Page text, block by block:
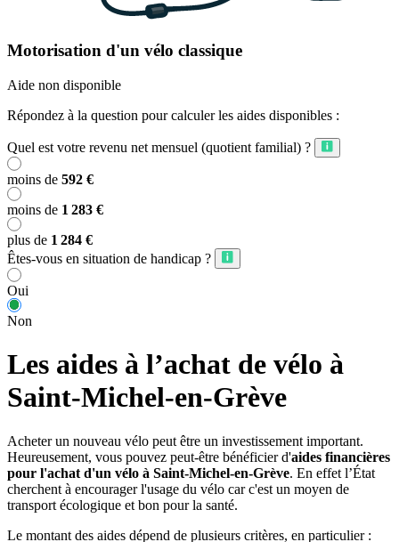
Motorisation d'un vélo classique
Aide non disponible
Répondez à la question pour calculer les aides disponibles :
Quel est votre revenu net mensuel (quotient familial) ?
moins de 592 €
moins de 1 283 €
plus de 1 284 €
Êtes-vous en situation de handicap ?
Oui
Non
Les aides à l’achat de vélo à
Saint-Michel-en-Grève
Acheter un nouveau vélo peut être un investissement important.
Heureusement, vous pouvez peut-être bénéficier d'aides financières
pour l'achat d'un vélo à Saint-Michel-en-Grève. En effet l’État
cherchent à encourager l'usage du vélo car c'est un moyen de
transport écologique et bon pour la santé.
Le montant des aides dépend de plusieurs critères, en particulier :